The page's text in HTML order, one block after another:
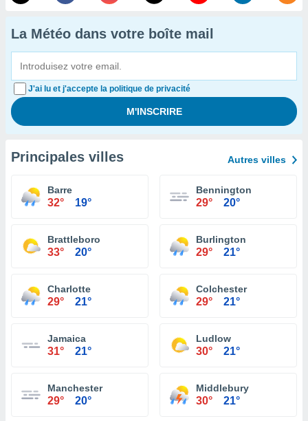
La Météo dans votre boîte mail
J'ai lu et j'accepte la politique de privacité
Principales villes Autres villes
Barre
32° 19°
Bennington
29° 20°
Brattleboro
33° 20°
Burlington
29° 21°
Charlotte
29° 21°
Colchester
29° 21°
Jamaica
31° 21°
Ludlow
30° 21°
Manchester
29° 20°
Middlebury
30° 21°